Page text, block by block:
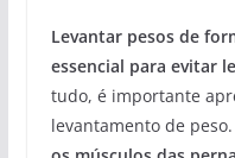
Levantar pesos de
essencial para evitar
tudo, é importante
levantamento de peso.